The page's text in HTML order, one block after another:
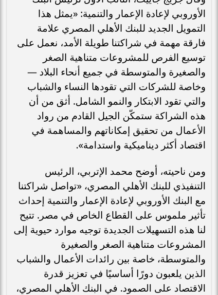
الأوروبي لإعادة الإعمار والتنمية: «يمثل هذا
التمويل الجديد للبنك الأهلي المصري علامة
فارقة مهمة في شراكتنا طويلة الأمد، نعمل على
توسيع الفرص للمشروعات متناهية الصغر
والصغيرة والمتوسطة في جميع أنحاء البلاد —
وخاصة للشركات التي تقودها النساء والشباب
والتي تقود الابتكار والنمو الشامل. أثق من أن
هذه الشراكة ستمكّن الجيل القادم من رواد
الأعمال من تحقيق إمكاناتهم والمساهمة في
اقتصاد أكثر ديناميكية واستدامة».
ومن ناحيته، أوضح محمد الإتربي، الرئيس
التنفيذي للبنك الأهلي المصري، «تواصل شراكتنا
مع البنك الأوروبي لإعادة الإعمار والتنمية إحداث
تأثير ملموس على القطاع الخاص في مصر. تتيح
لنا هذه التسهيلات الجديدة توجيه موارد حيوية إلى
المشروعات متناهية الصغر والصغيرة
والمتوسطة، خاصة بين رائدات الأعمال والشباب
الذين يلعبون دورًا أساسيًا في تعزيز قدرة
الاقتصاد على الصمود. في البنك الأهلي المصري،